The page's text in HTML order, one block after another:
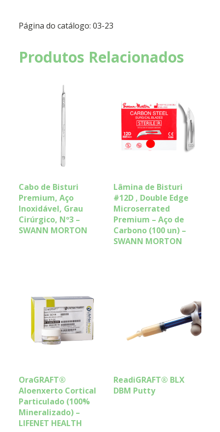
Página do catálogo: 03-23
Produtos Relacionados
Cabo de Bisturi
Premium, Aço
Inoxidável, Grau
Cirúrgico, Nº3 –
SWANN MORTON
Lâmina de Bisturi
#12D , Double Edge
Microserrated
Premium – Aço de
Carbono (100 un) –
SWANN MORTON
OraGRAFT®
Aloenxerto Cortical
Particulado (100%
Mineralizado) –
LIFENET HEALTH
ReadiGRAFT® BLX
DBM Putty